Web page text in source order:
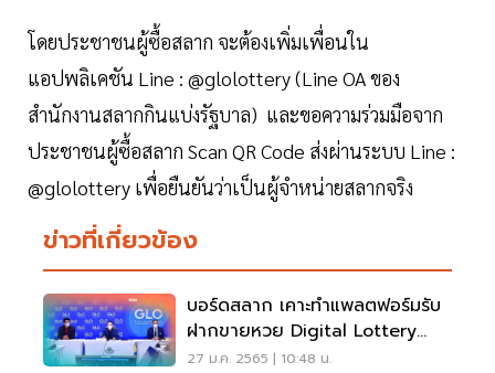
โดยประชาชนผู้ซื้อสลาก จะต้องเพิ่มเพื่อนใน
แอปพลิเคชัน Line : @glolottery (Line OA ของ
สำนักงานสลากกินแบ่งรัฐบาล) และขอความร่วมมือจาก
ประชาชนผู้ซื้อสลาก Scan QR Code ส่งผ่านระบบ Line :
@glolottery เพื่อยืนยันว่าเป็นผู้จำหน่ายสลากจริง
ข่าวที่เกี่ยวข้อง
บอร์ดสลาก เคาะทำแพลตฟอร์มรับ
ฝากขายหวย Digital Lottery
งวดแรก 2 พ.ค.65
27 ม.ค. 2565 | 10:48 น.